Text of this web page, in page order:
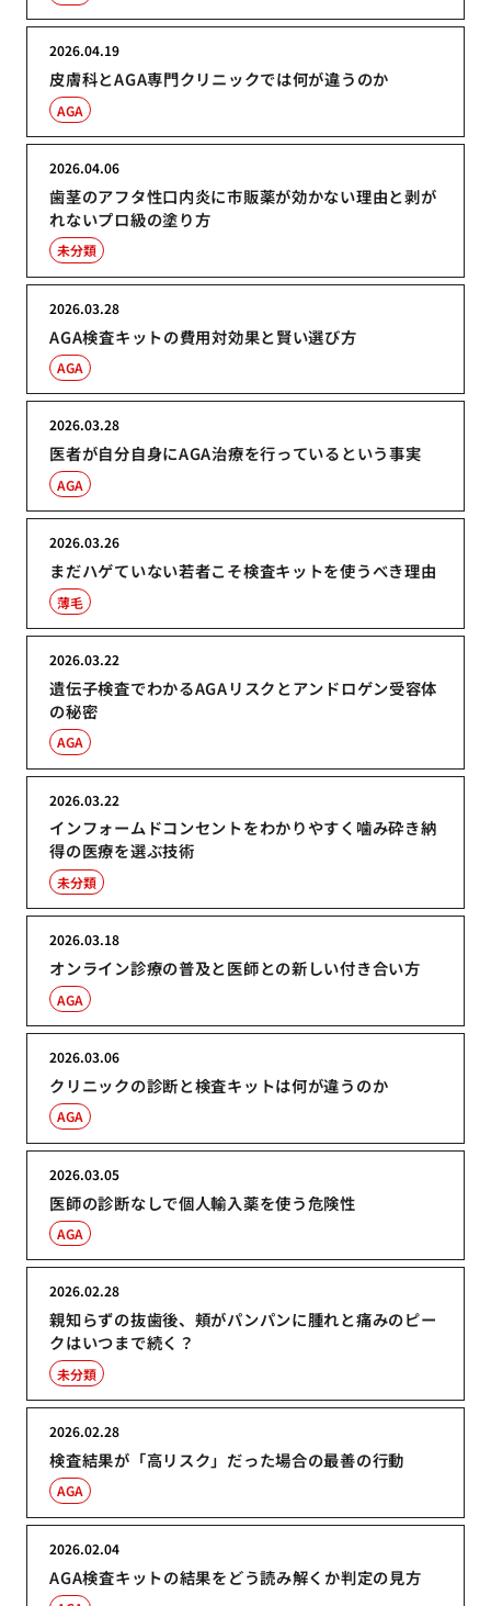
皮膚科とAGA専門クリニックでは何が違うのか
2026.04.19
AGA
歯茎のアフタ性口内炎に市販薬が効かない理由と剥が
れないプロ級の塗り方
2026.04.06
未分類
AGA検査キットの費用対効果と賢い選び方
2026.03.28
AGA
医者が自分自身にAGA治療を行っているという事実
2026.03.28
AGA
まだハゲていない若者こそ検査キットを使うべき理由
2026.03.26
薄毛
遺伝子検査でわかるAGAリスクとアンドロゲン受容体
の秘密
2026.03.22
AGA
インフォームドコンセントをわかりやすく噛み砕き納
得の医療を選ぶ技術
2026.03.22
未分類
オンライン診療の普及と医師との新しい付き合い方
2026.03.18
AGA
クリニックの診断と検査キットは何が違うのか
2026.03.06
AGA
医師の診断なしで個人輸入薬を使う危険性
2026.03.05
AGA
親知らずの抜歯後、頬がパンパンに腫れと痛みのピー
クはいつまで続く？
2026.02.28
未分類
検査結果が「高リスク」だった場合の最善の行動
2026.02.28
AGA
AGA検査キットの結果をどう読み解くか判定の見方
2026.02.04